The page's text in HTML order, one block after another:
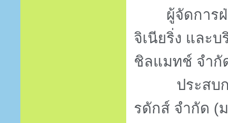
ผู้จัดการฝ่า
จิเนียริ่ง และ
ชิลแมทช์ จำกั
ประสบ
รดักส์ จำกัด (